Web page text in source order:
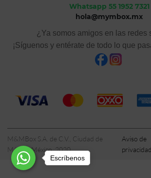
Whatsapp 55 1952 7321
hola@mymbox.mx
¿Ya somos amigos en las redes
¡Síguenos y entérate de todo lo que
M&MBox S.A. de C.V., Ciudad de
México, México, 2020
Aviso de
privacidad
Escríbenos